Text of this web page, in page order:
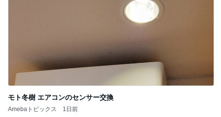
モト冬樹 エアコンのセンサー交換
Amebaトピックス 1日前